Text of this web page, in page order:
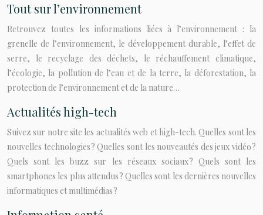
Tout sur l’environnement
Retrouvez toutes les informations liées à l’environnement : la
grenelle de l’environnement, le développement durable, l’effet de
serre, le recyclage des déchets, le réchauffement climatique,
l’écologie, la pollution de l’eau et de la terre, la déforestation, la
protection de l’environnement et de la nature…
Actualités high-tech
Suivez sur notre site les actualités web et high-tech. Quelles sont les
nouvelles technologies ? Quelles sont les nouveautés des jeux vidéo ?
Quels sont les buzz sur les réseaux sociaux ? Quels sont les
smartphones les plus attendus ? Quelles sont les dernières nouvelles
informatiques et multimédias ?